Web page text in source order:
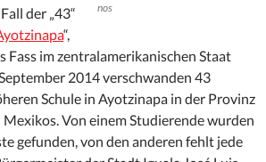
nos
der „43“
“,
Fass im zentralamerikanischen Staat
2014 verschwanden 43
Schule in Ayotzinapa in der Provinz
Von einem Studierende wurden
gefunden, von den anderen fehlt jede